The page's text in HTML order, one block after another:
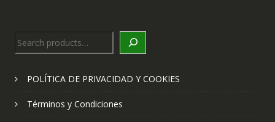
Search
POLÍTICA DE PRIVACIDAD Y COOKIES
Términos y Condiciones